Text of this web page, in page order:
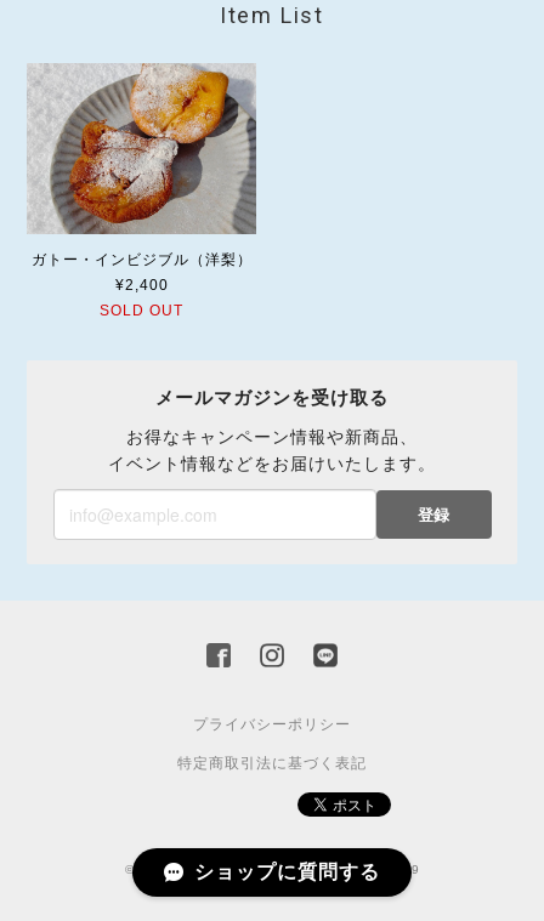
Item List
ガトー・インビジブル（洋梨）
¥2,400
SOLD OUT
メールマガジンを受け取る
お得なキャンペーン情報や新商品、
イベント情報などをお届けいたします。
登録
プライバシーポリシー
特定商取引法に基づく表記
© 2018 CHEMO 山形県酒田市飛鳥矢舞台64-19
ショップに質問する